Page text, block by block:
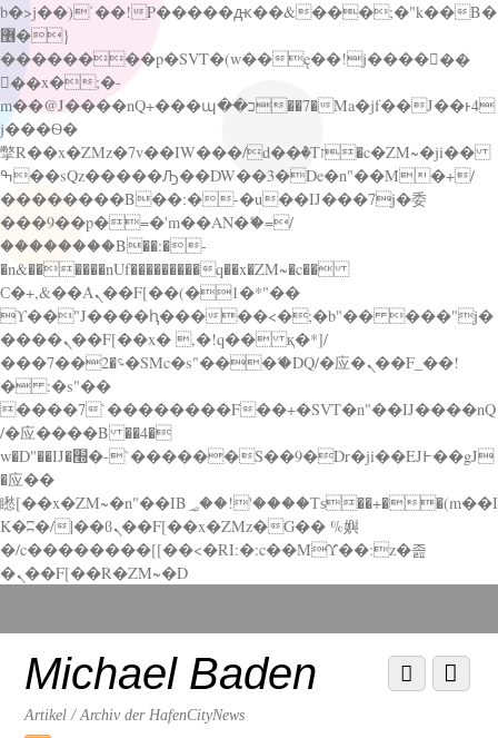
b�>j��)΄��!P�����ԫ��&���;�"k��B�
޶�}
��������p�SVT�(w��ę��!j������
��x�;�-
m��@J����nQ+���պ��כ��7�Ma�jf��J��ͱ4
j���Ѳ�
撆R��x�ZMz�7v��IW���/d��ٞ�Тז�c�ZM~�ji��
ߒ��sQz�����Ԡ��DW��3�De�n"��M�+/
��������B��:�-�u��IJ���7j�委
���9��p�=�'m��AN�ޭ�=/
��������B��:�-
�n&������nUf���������q��x�ZM~�c��
Ϲ�+,&��Ὰܢ��F[��(�1�*"��
ϒ��"J����ԧ�����<�;�b"�� ���"j�
����ܢ��F[��x� ,�!q�� қ�*]/
���؝�2��7�SMc�s"���ޭ�DQ/�应�ܢ��F_��!
� :�s"��
����7`��������F��+�SVT�n"��IJ����nQ
/�应����B ��4�
w�D"��IJ�׭�-`������S��9�Dr�ji��EJ߅��gJ
�应��
矁[��x�ZM~�n"��IB؃��!'����Тѕ��+��(m��I
K�ʭ�/|��ϐܢ��F[��x�ZMz�G�� %嬩
�/c��������[[��<�RI:�:c��MΎ��:z�졾
�ܢ��F[��R�ZM~�D
down
contentMichael Baden
Artikel / Archiv der HafenCityNews
Menu
Scroll
down